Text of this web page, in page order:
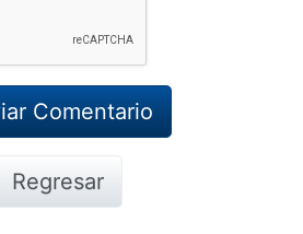
Regresar